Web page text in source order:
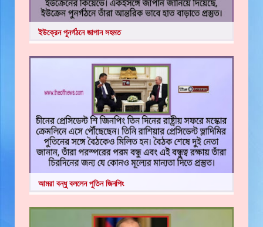
ইউক্রেন পুনর্গঠনে জাপান সহমত
আমরা বন্ধু বললেন পুতিন জিনপিং